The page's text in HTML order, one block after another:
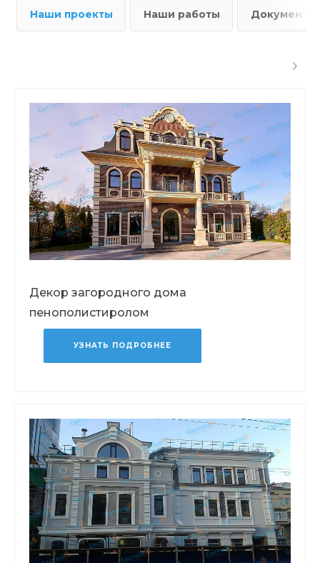
Наши проекты Наши работы Документы
Декор загородного дома
пенополистиролом
УЗНАТЬ ПОДРОБНЕЕ